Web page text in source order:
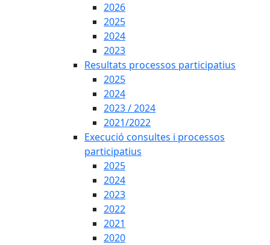
2026
2025
2024
2023
Resultats processos participatius
2025
2024
2023 / 2024
2021/2022
Execució consultes i processos
participatius
2025
2024
2023
2022
2021
2020